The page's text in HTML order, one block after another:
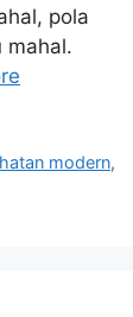
pola
mahal.
modern,